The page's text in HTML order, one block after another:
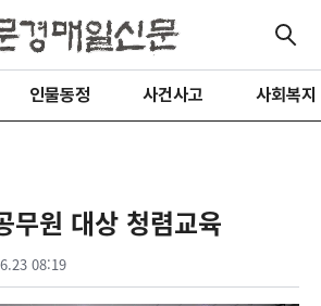
인물동정 사건사고 사회복지
무원 대상 청렴교육
08:19